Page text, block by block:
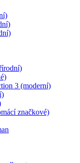
3 (moderní)
značkové)